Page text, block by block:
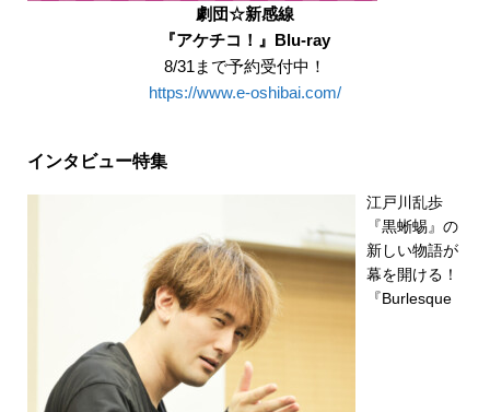
劇団☆新感線
『アケチコ！』Blu-ray
8/31まで予約受付中！
https://www.e-oshibai.com/
インタビュー特集
江戸川乱歩
『黒蜥蜴』の
新しい物語が
幕を開ける！
『Burlesque